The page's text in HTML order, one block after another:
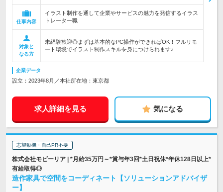
仕事内容
イラスト制作を通して企業やサービスの魅力を発信するイラス
トレーター職
対象と
なる方
未経験歓迎◎まずは基本的なPC操作ができればOK！フルリモ
ート環境でイラスト制作スキルを身につけられます♪
企業データ
設立：2023年8月／本社所在地：東京都
求人詳細を見る 気になる
志望動機・自己PR不要
株式会社モビーリア | *月給35万円～*賞与年3回*土日祝休*年休128日以上*
有給取得◎
造作家具で空間をコーディネート【ソリューションアドバイザ
ー】